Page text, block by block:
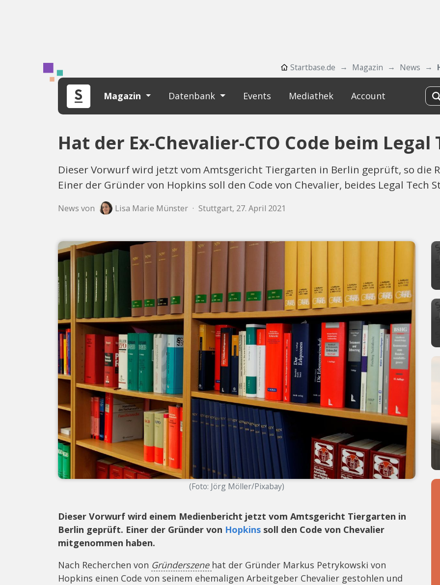
Startbase.de Magazin News
Magazin Datenbank Events Mediathek Account
Hat der Ex-Chevalier-CTO Code beim
Dieser Vorwurf wird jetzt vom Amtsgericht Tiergarten in Berlin geprüft, so die
Einer der Gründer von Hopkins soll den Code von Chevalier, beides Legal Tech
News von Lisa Marie Münster · Stuttgart, 27. April 2021
(Foto: Jörg Möller/Pixabay)
Dieser Vorwurf wird einem Medienbericht jetzt vom Amtsgericht Tiergarten in
Berlin geprüft. Einer der Gründer von Hopkins soll den Code von Chevalier
mitgenommen haben.
Nach Recherchen von Gründerszene hat der Gründer Markus Petrykowski von
Hopkins einen Code von seinem ehemaligen Arbeitgeber Chevalier gestohlen und